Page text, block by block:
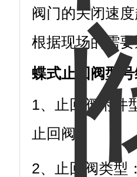
阀门的关闭速
根据现场的需
蝶式止回阀型
1、止回阀附件
止回阀 。
2、止回阀类型